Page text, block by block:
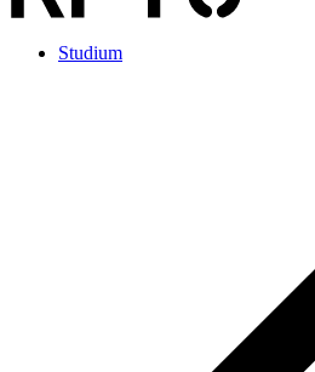
Studium